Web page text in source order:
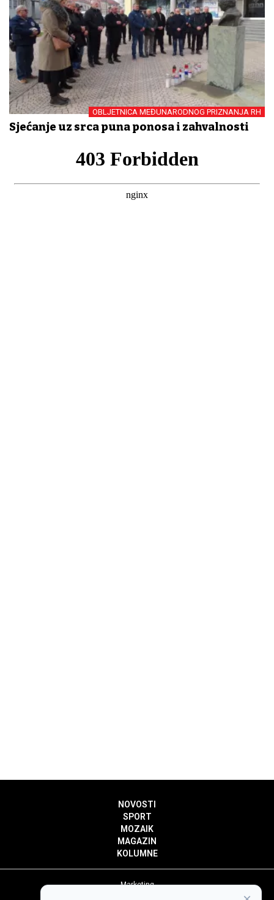
OBLJETNICA MEĐUNARODNOG PRIZNANJA RH
Sjećanje uz srca puna ponosa i zahvalnosti
NOVOSTI
SPORT
MOZAIK
MAGAZIN
KOLUMNE
Marketing